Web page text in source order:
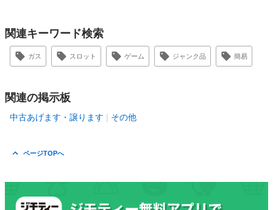
関連キーワード検索
ガス スロット ゲーム ジャンク品 簡易
関連の掲示板
中古あげます・譲ります その他
ページTOPへ